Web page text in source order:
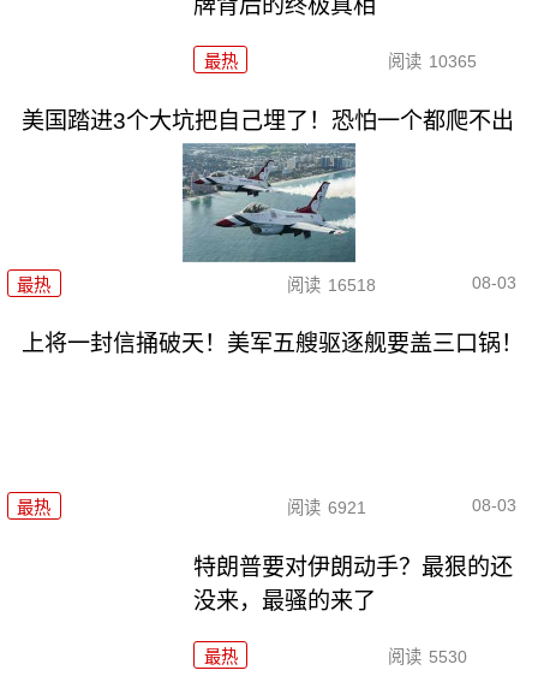
牌背后的终极真相
最热 阅读 10365
美国踏进3个大坑把自己埋了！恐怕一个都爬不出
最热 阅读 16518 08-03
上将一封信捅破天！美军五艘驱逐舰要盖三口锅！
最热 阅读 6921 08-03
特朗普要对伊朗动手？最狠的还
没来，最骚的来了
最热 阅读 5530